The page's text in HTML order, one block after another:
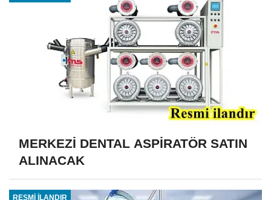
MERKEZİ DENTAL ASPİRATÖR SATIN
ALINACAK
RESMİ İLANDIR